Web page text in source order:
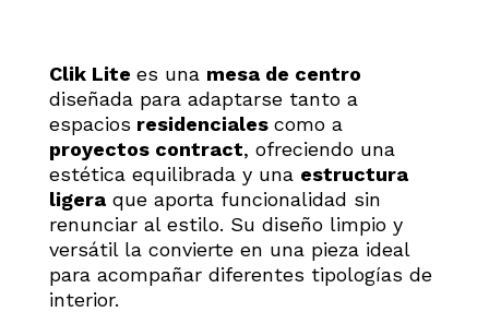
Clik Lite es una mesa de centro
diseñada para adaptarse tanto a
espacios residenciales como a
proyectos contract, ofreciendo una
estética equilibrada y una estructura
ligeraque aporta funcionalidad sin
renunciar al estilo. Su diseño limpio y
versátil la convierte en una pieza ideal
para acompañar diferentes tipologías de
interior.